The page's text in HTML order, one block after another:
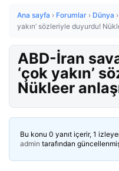
Ana sayfa › Forumlar › Dünya ›
yakın’ sözleriyle duyurdu!
ABD-İran
‘çok yakın’
Nükleer
Bu konu 0 yanıt içerir, 1
admin tarafından